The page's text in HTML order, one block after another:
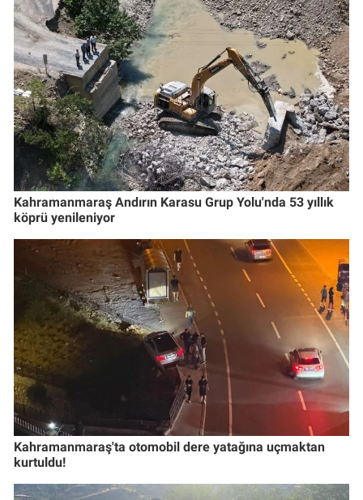
Kahramanmaraş Andırın Karasu Grup Yolu'nda 53 yıllık
köprü yenileniyor
Kahramanmaraş'ta otomobil dere yatağına uçmaktan
kurtuldu!